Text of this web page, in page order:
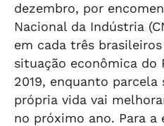
dezembro, por
Nacional da Indústria
em cada três
situação econômica do
2019, enquanto parcela
própria vida vai
no próximo ano. Para a